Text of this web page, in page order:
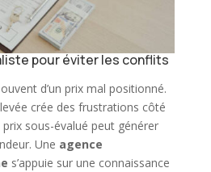
pour éviter les conflits
d’un prix mal positionné.
crée des frustrations côté
prix sous-évalué peut générer
Une agence
s’appuie sur une connaissance